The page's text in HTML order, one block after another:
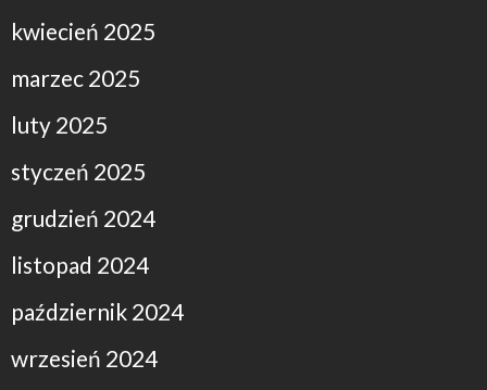
kwiecień 2025
marzec 2025
luty 2025
styczeń 2025
grudzień 2024
listopad 2024
październik 2024
wrzesień 2024